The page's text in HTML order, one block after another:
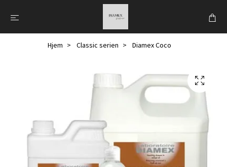
Hjem Classic serien Diamex Coco